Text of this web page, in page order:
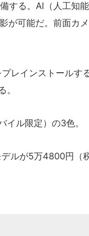
する。AI（人工知
が可能だ。前面カ
レインストールす
ル限定）の3色。
ルが5万4800円（